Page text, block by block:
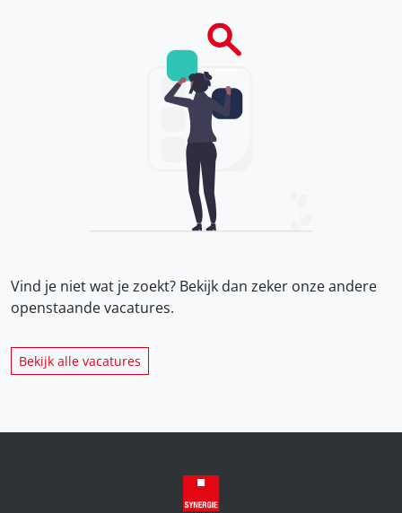
Vind je niet wat je zoekt? Bekijk dan zeker onzeandere
openstaande vacatures.
Bekijk alle vacatures